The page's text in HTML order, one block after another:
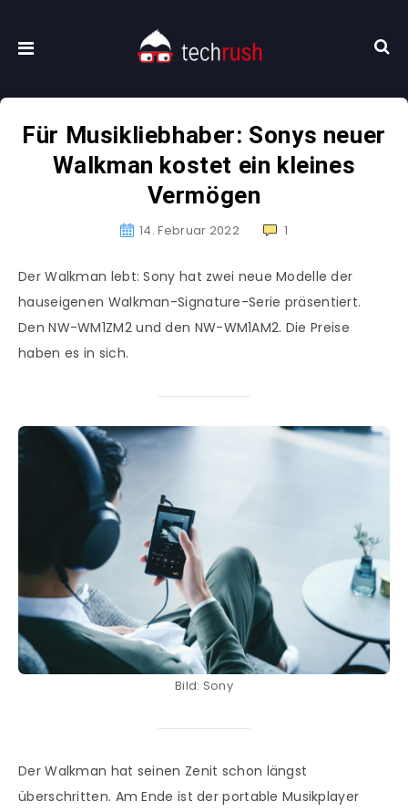
Für Musikliebhaber: Sonys neuer
Walkman kostet ein kleines
Vermögen
14. Februar 2022 1
Der Walkman lebt: Sony hat zwei neue Modelle der
hauseigenen Walkman-Signature-Serie präsentiert.
Den NW-WM1ZM2 und den NW-WM1AM2. Die Preise
haben es in sich.
Bild: Sony
Der Walkman hat seinen Zenit schon längst
überschritten. Am Ende ist der portable Musikplayer